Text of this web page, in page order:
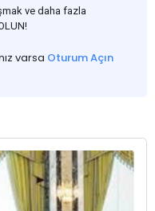
ve daha fazla
varsa Oturum Açın